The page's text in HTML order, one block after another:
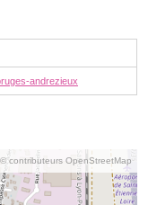
andrezieux
© contributeurs OpenStreetMap